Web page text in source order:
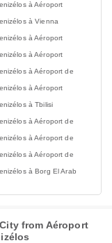
à Aéroport
à Vienna
à Aéroport
à Aéroport
à Aéroport de
à Aéroport
à Tbilisi
à Aéroport de
à Aéroport de
à Aéroport de
à Borg El Arab
from Aéroport